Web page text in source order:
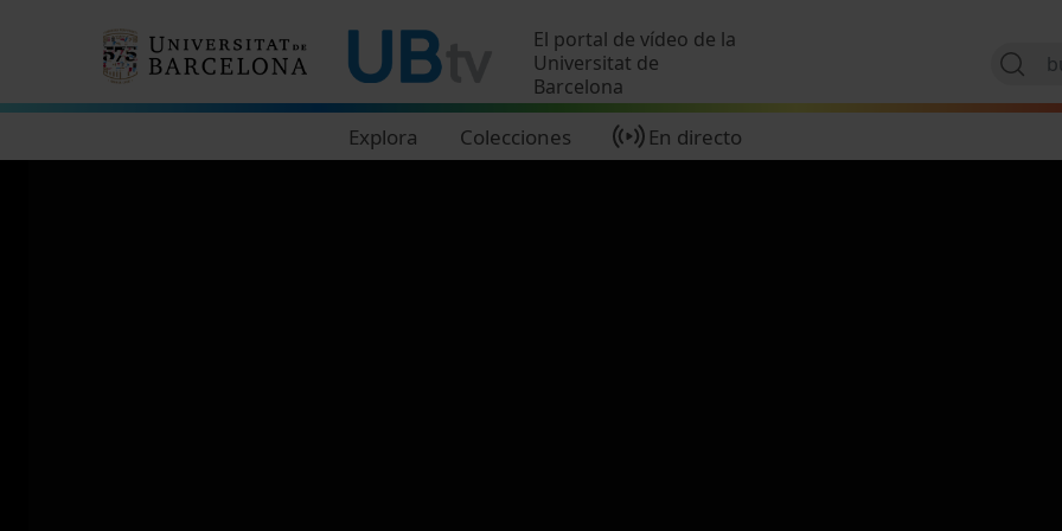
El portal de vídeo de la
Universitat de
Barcelona
Explora Colecciones En directo